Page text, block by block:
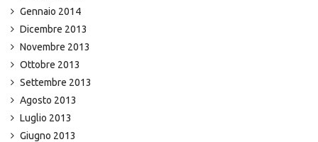
Gennaio 2014
Dicembre 2013
Novembre 2013
Ottobre 2013
Settembre 2013
Agosto 2013
Luglio 2013
Giugno 2013